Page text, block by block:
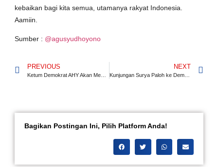
kebaikan bagi kita semua, utamanya rakyat Indonesia.
Aamiin.
Sumber : @agusyudhoyono
PREVIOUS NEXT
Kunjungan Surya Paloh ke Demokrat, AHY: Kami Ingin Kapal Koalisi Ini Berlayar dan Menang
Bagikan Postingan Ini, Pilih Platform Anda!